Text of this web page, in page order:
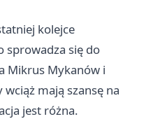
kolejce
sprowadza się do
Mikrus Mykanów i
mają szansę na
jest różna.